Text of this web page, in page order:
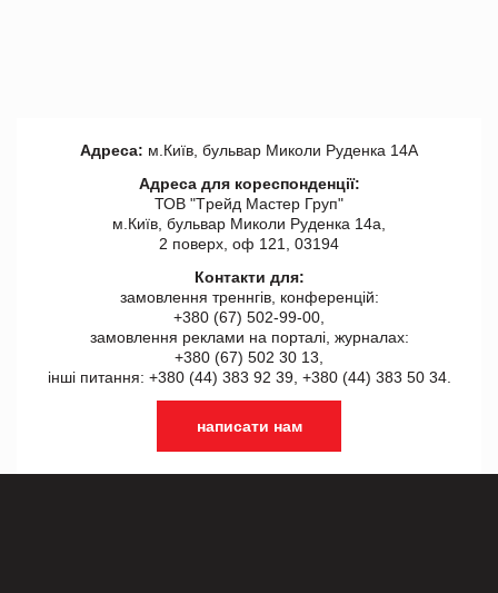
Адреса: м.Київ, бульвар Миколи Руденка 14А
Адреса для кореспонденції:
ТОВ "Tрейд Мастер Груп"
м.Київ, бульвар Миколи Руденка 14а,
2 поверх, оф 121, 03194
Контакти для:
замовлення треннгів, конференцій:
+380 (67) 502-99-00,
замовлення реклами на порталі, журналах:
+380 (67) 502 30 13,
інші питання: +380 (44) 383 92 39, +380 (44) 383 50 34.
написати нам